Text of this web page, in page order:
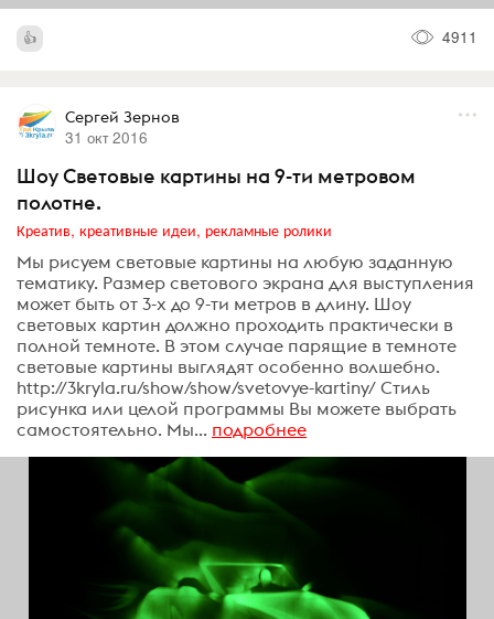
4911
Сергей Зернов
31 окт 2016
Шоу Световые картины на 9-ти метровом
полотне.
Креатив, креативные идеи, рекламные ролики
Мы рисуем световые картины на любую заданную
тематику. Размер светового экрана для выступления
может быть от 3-х до 9-ти метров в длину. Шоу
световых картин должно проходить практически в
полной темноте. В этом случае парящие в темноте
световые картины выглядят особенно волшебно.
http://3kryla.ru/show/show/svetovye-kartiny/ Стиль
рисунка или целой программы Вы можете выбрать
самостоятельно. Мы... подробнее